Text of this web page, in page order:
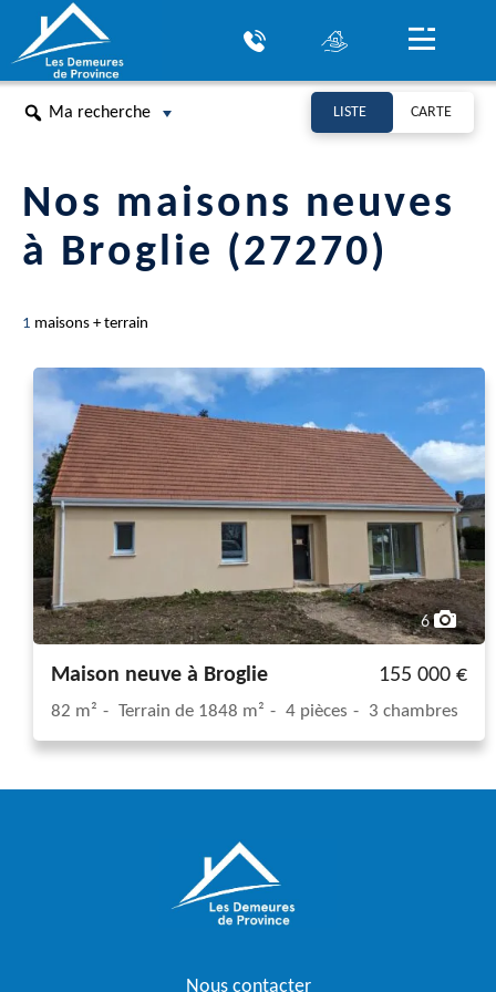
Ma recherche LISTE CARTE
Nos maisons neuves
à Broglie (27270)
1 maisons + terrain
6
Maison neuve à Broglie 155 000 €
82 m² Terrain de 1848 m² 4 pièces 3 chambres
Nous contacter